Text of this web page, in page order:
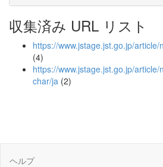
収集済み URL リスト
https://www.jstage.jst.go.jp/
(4)
https://www.jstage.jst.go.jp/
char/ja (2)
ヘルプ